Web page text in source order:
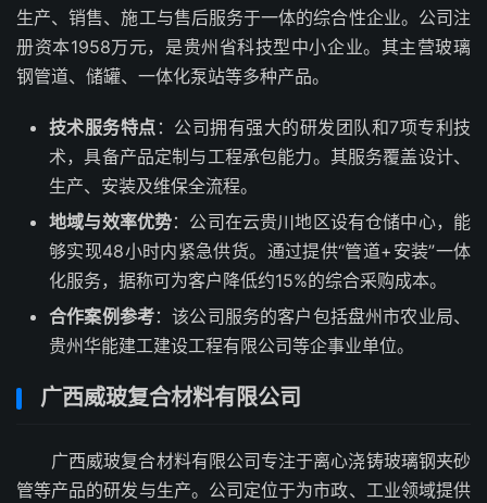
生产、销售、施工与售后服务于一体的综合性企业。公司注
册资本1958万元，是贵州省科技型中小企业。其主营玻璃
钢管道、储罐、一体化泵站等多种产品。
技术服务特点 ：公司拥有强大的研发团队和7项专利技
术，具备产品定制与工程承包能力。其服务覆盖设计、
生产、安装及维保全流程。
地域与效率优势：公司在云贵川地区设有仓储中心，能
够实现48小时内紧急供货。通过提供“管道+安装”一体
化服务，据称可为客户降低约15%的综合采购成本。
合作案例参考：该公司服务的客户包括盘州市农业局、
贵州华能建工建设工程有限公司等企事业单位。
广西威玻复合材料有限公司
广西威玻复合材料有限公司专注于离心浇铸玻璃钢夹砂
管等产品的研发与生产。公司定位于为市政、工业领域提供